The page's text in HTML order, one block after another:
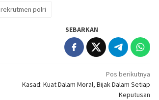
rekrutmen polri
SEBARKAN
Pos berikutnya
Kasad: Kuat Dalam Moral, Bijak Dalam Setiap
Keputusan